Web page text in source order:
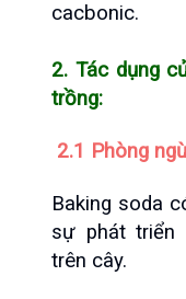
cacbonic.
2. Tác dụng
trồng:
2.1 Phòng
Baking soda
sự phát triển
trên cây.